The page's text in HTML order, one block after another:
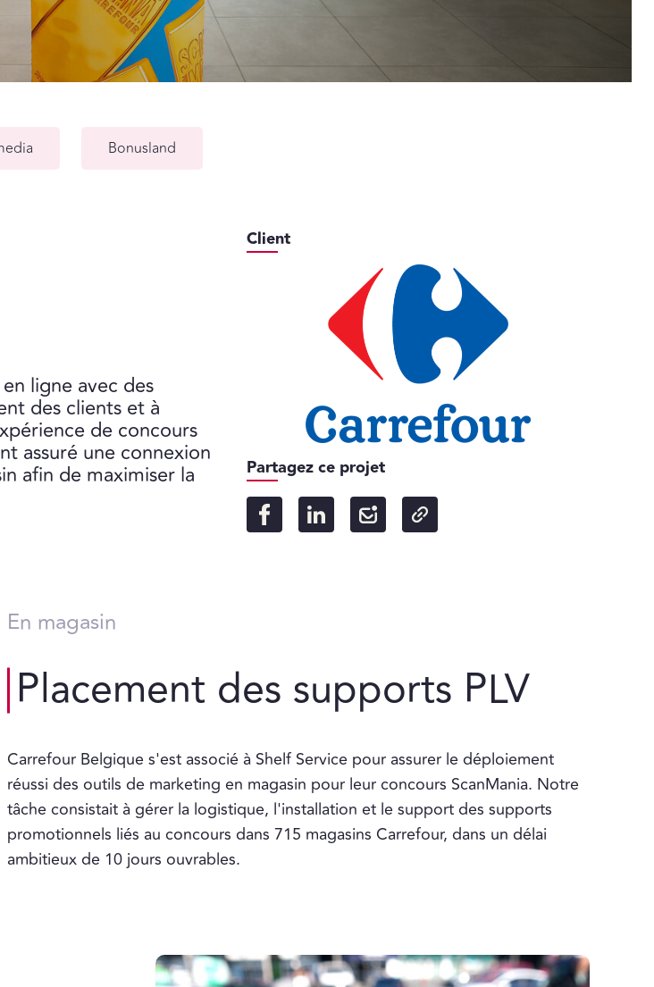
Bonusland
ligne avec des
des clients et à
de concours
assuré une connexion
afin de maximiser la
Client
Partagez ce projet
En magasin
Placement des supports PLV
Carrefour Belgique s'est associé à Shelf Service pour assurer le déploiement
réussi des outils de marketing en magasin pour leur concours ScanMania. Notre
tâche consistait à gérer la logistique, l'installation et le support des supports
promotionnels liés au concours dans 715 magasins Carrefour, dans un délai
ambitieux de 10 jours ouvrables.